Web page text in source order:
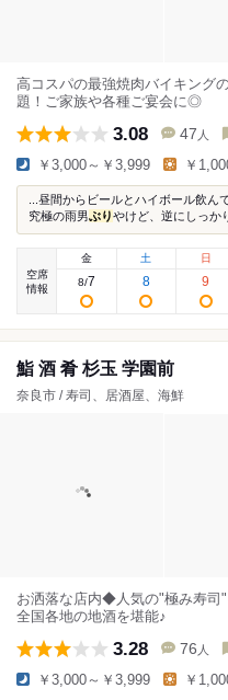
高コスパの最強焼肉バイキング
題！ご家族や各種ご宴会に◎
3.08 47 人
￥3,000～￥3,999 ￥
...昼間からビールとハイボール飲ん
究極の雨男ぶりやけど、逆にしっか
空席
情報
金
8/7
土
8
日
9
鮨 酒 肴 杉玉 学園前
奈良市 / 寿司、居酒屋、海鮮
お洒落な店内◆人気の"極み寿司"
全国各地の地酒を堪能♪
3.28 76 人
￥3,000～￥3,999 ￥